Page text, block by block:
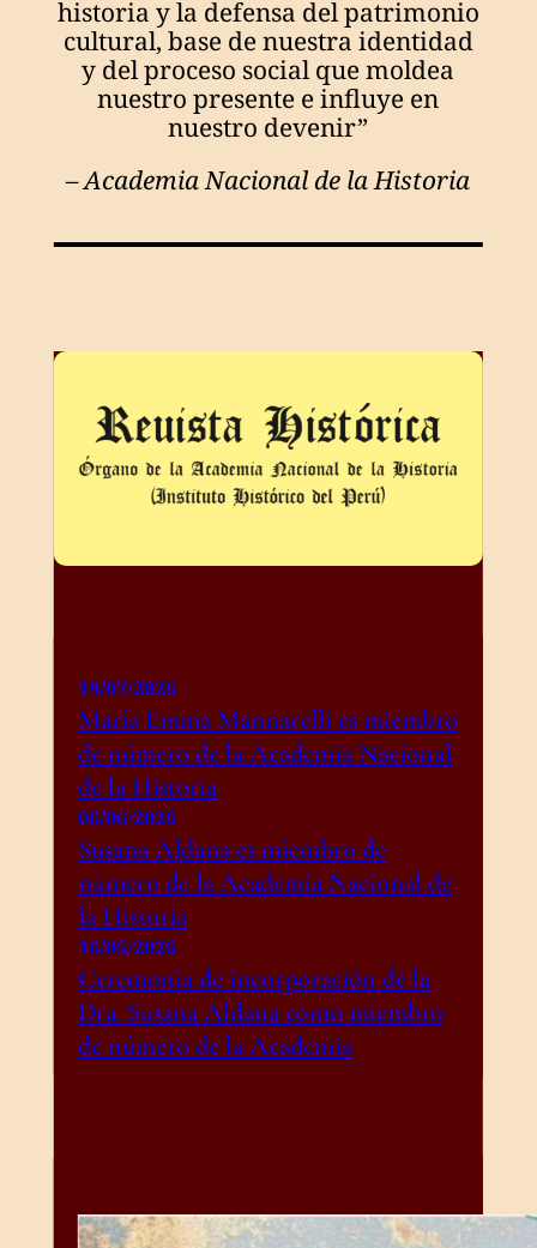
historia y la defensa del patrimonio
cultural, base de nuestra identidad
y del proceso social que moldea
nuestro presente e influye en
nuestro devenir”
– Academia Nacional de la Historia
19/07/2026
María Emma Mannarelli es miembro
de número de la Academia Nacional
de la Historia
06/06/2026
Susana Aldana es miembro de
número de la Academia Nacional de
la Historia
16/05/2026
Ceremonia de incorporación de la
Dra. Susana Aldana como miembro
de número de la Academia